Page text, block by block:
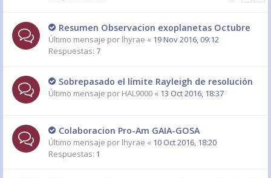
Resumen Observacion exoplanetas Octubre
Último mensaje por lhyrae « 19 Nov 2016, 09:12
Respuestas: 7
Sobrepasado el límite Rayleigh de resolución
Último mensaje por HAL9000 « 13 Oct 2016, 18:37
Colaboracion Pro-Am GAIA-GOSA
Último mensaje por lhyrae « 10 Oct 2016, 18:20
Respuestas: 1